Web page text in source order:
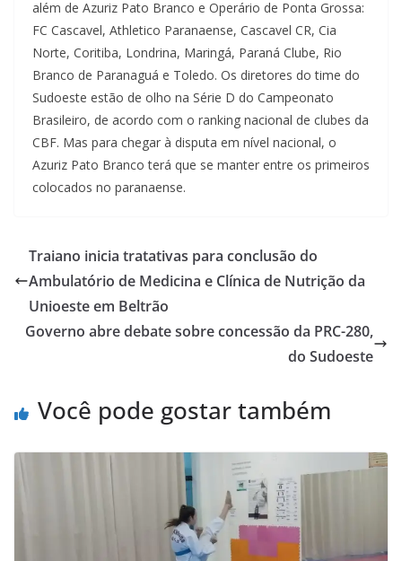
além de Azuriz Pato Branco e Operário de Ponta Grossa:
FC Cascavel, Athletico Paranaense, Cascavel CR, Cia
Norte, Coritiba, Londrina, Maringá, Paraná Clube, Rio
Branco de Paranaguá e Toledo. Os diretores do time do
Sudoeste estão de olho na Série D do Campeonato
Brasileiro, de acordo com o ranking nacional de clubes da
CBF. Mas para chegar à disputa em nível nacional, o
Azuriz Pato Branco terá que se manter entre os primeiros
colocados no paranaense.
Traiano inicia tratativas para conclusão do
Ambulatório de Medicina e Clínica de Nutrição da
Unioeste em Beltrão
Governo abre debate sobre concessão da PRC-280,
do Sudoeste
Você pode gostar também